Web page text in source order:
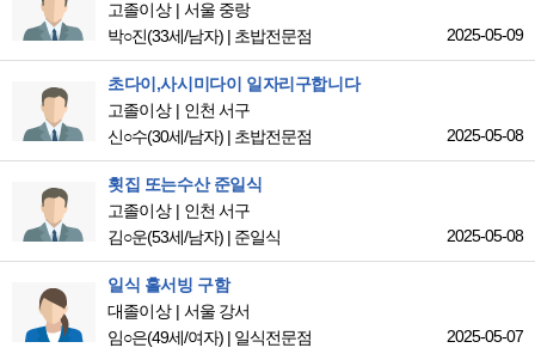
고졸이상
서울 중랑
박○진(33세/남자) | 초밥전문점 2025-05-09
초다이,사시미다이 일자리구합니다
고졸이상
인천 서구
신○수(30세/남자) | 초밥전문점 2025-05-08
횟집 또는수산 준일식
고졸이상
인천 서구
김○운(53세/남자) | 준일식 2025-05-08
일식 홀서빙 구함
대졸이상
서울 강서
임○은(49세/여자) | 일식전문점 2025-05-07